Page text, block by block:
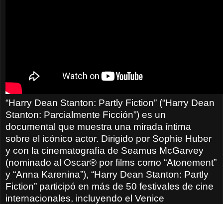
“Harry Dean Stanton: Partly Fiction” (“Harry Dean
Stanton: Parcialmente Ficción”) es un
documental que muestra una mirada íntima
sobre el icónico actor. Dirigido por Sophie Huber
y con la cinematografía de Seamus McGarvey
(nominado al Oscar® por films como “Atonement”
y “Anna Karenina”), “Harry Dean Stanton: Partly
Fiction” participó en más de 50 festivales de cine
internacionales, incluyendo el Venice